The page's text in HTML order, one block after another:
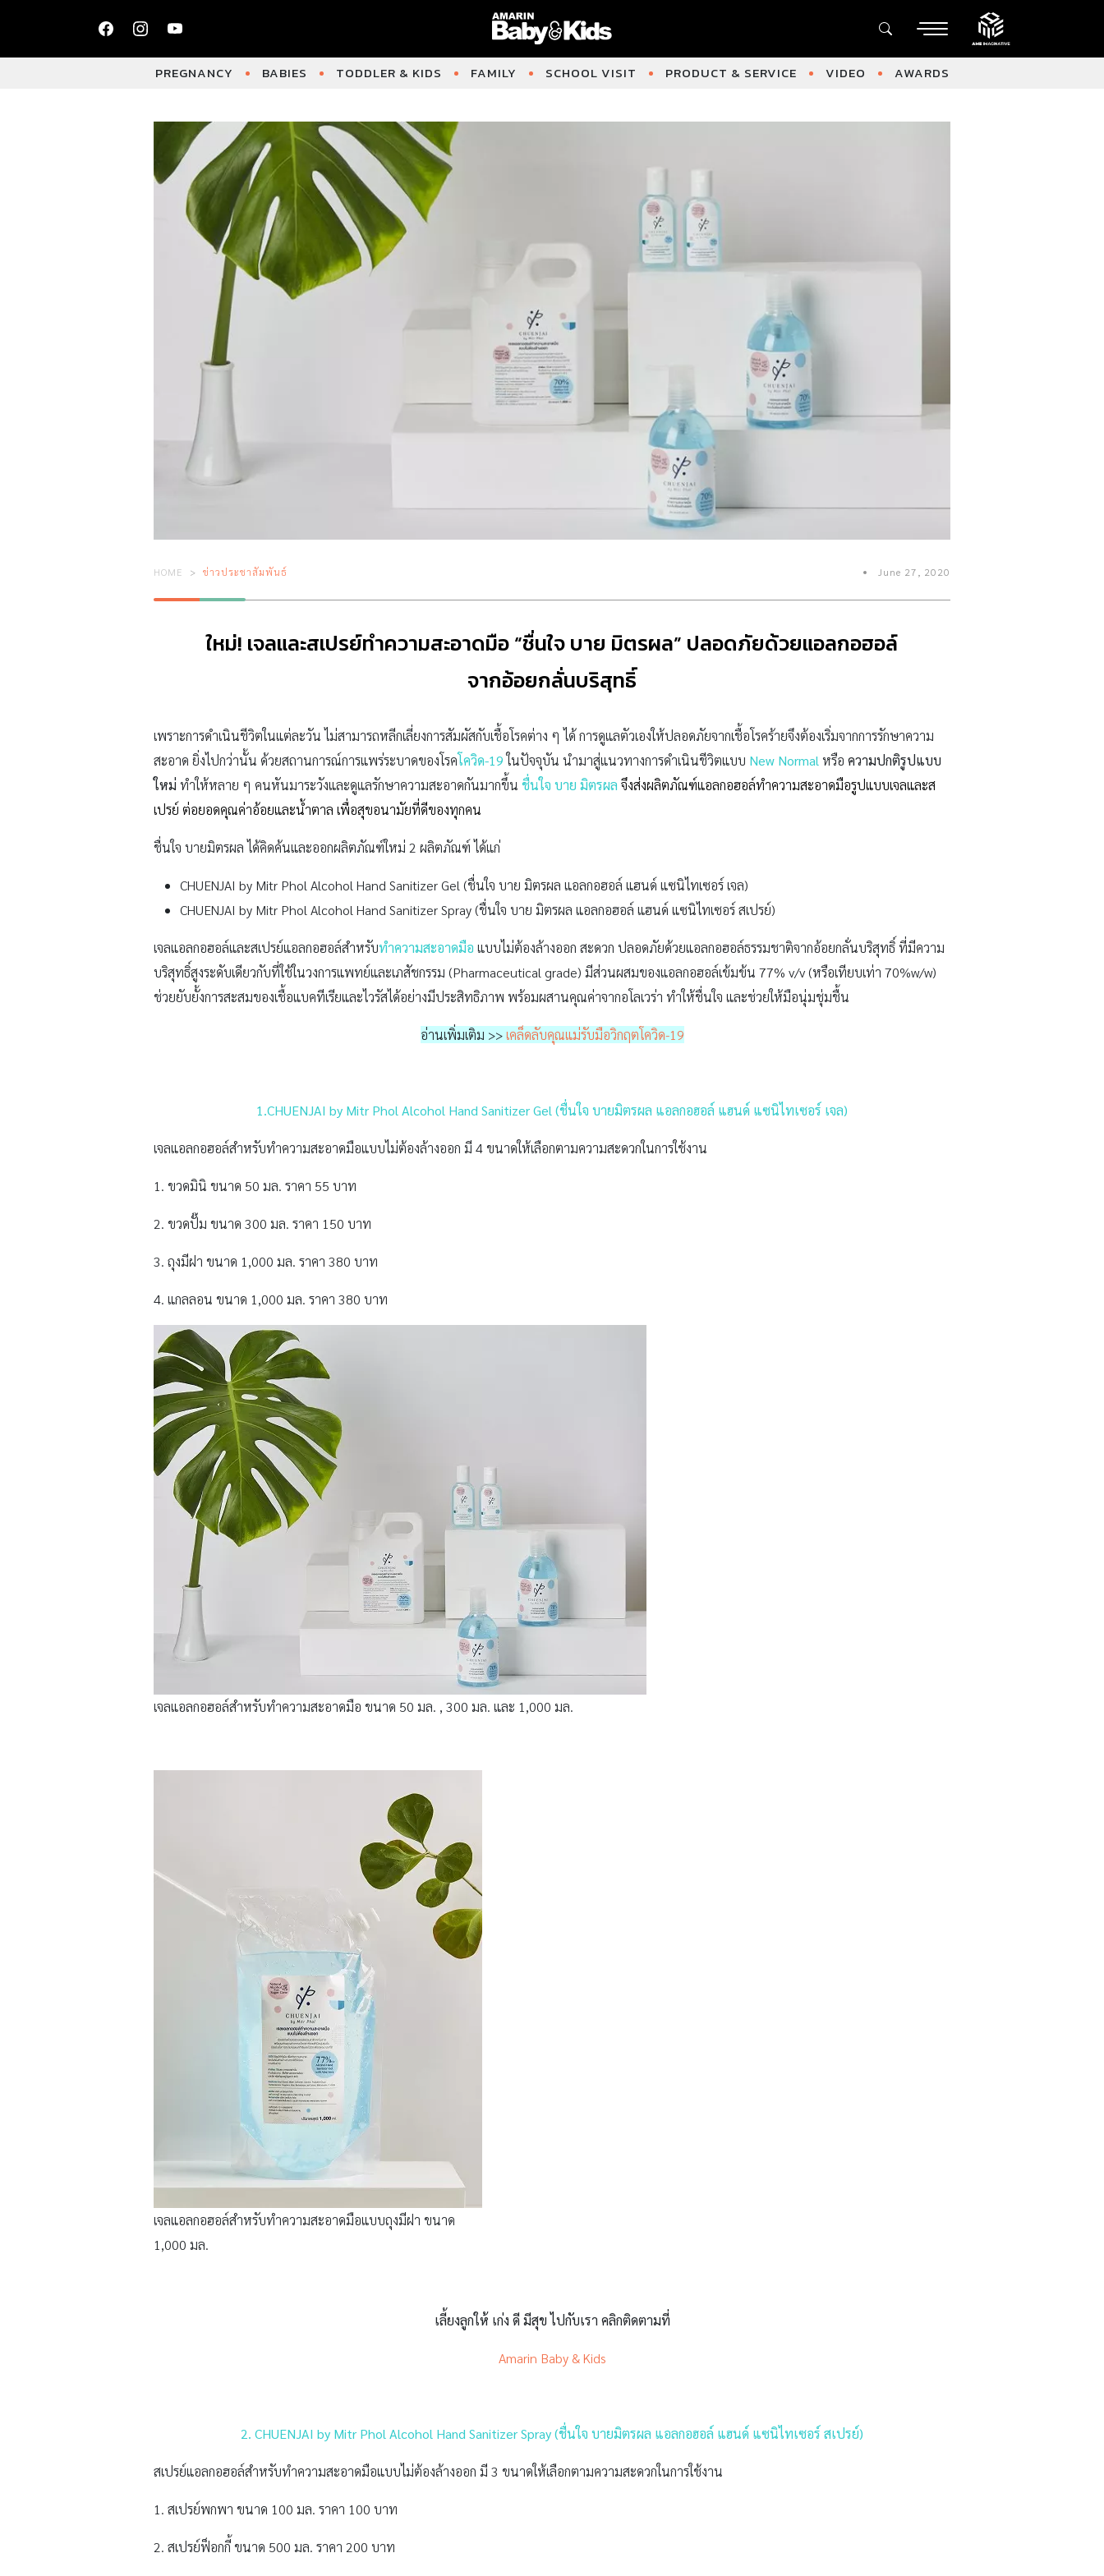
PREGNANCY BABIES TODDLER & KIDS FAMILY SCHOOL VISIT PRODUCT & SERVICE VIDEO AWARDS
HOME ข่าวประชาสัมพันธ์ June 27, 2020
ใหม่! เจลและสเปรย์ทำความสะอาดมือ “ชื่นใจ บาย มิตรผล” ปลอดภัยด้วยแอลกอฮอล์
จากอ้อยกลั่นบริสุทธิ์
เพราะการดำเนินชีวิตในแต่ละวัน ไม่สามารถหลีกเลี่ยงการสัมผัสกับเชื้อโรคต่าง ๆ ได้ การดูแลตัวเองให้ปลอดภัยจากเชื้อโรคร้ายจึงต้องเริ่มจากการรักษาความ
สะอาด ยิ่งไปกว่านั้น ด้วยสถานการณ์การแพร่ระบาดของโรคโควิด-19 ในปัจจุบัน นำมาสู่แนวทางการดำเนินชีวิตแบบ New Normal หรือ ความปกติรูปแบบ
ใหม่ ทำให้หลาย ๆ คนหันมาระวังและดูแลรักษาความสะอาดกันมากขึ้น ชื่นใจ บาย มิตรผล จึงส่งผลิตภัณฑ์แอลกอฮอล์ทำความสะอาดมือรูปแบบเจลและส
เปรย์ ต่อยอดคุณค่าอ้อยและน้ำตาล เพื่อสุขอนามัยที่ดีของทุกคน
ชื่นใจ บายมิตรผล ได้คิดค้นและออกผลิตภัณฑ์ใหม่ 2 ผลิตภัณฑ์ ได้แก่
CHUENJAI by Mitr Phol Alcohol Hand Sanitizer Gel (ชื่นใจ บาย มิตรผล แอลกอฮอล์ แฮนด์ แซนิไทเซอร์ เจล)
CHUENJAI by Mitr Phol Alcohol Hand Sanitizer Spray (ชื่นใจ บาย มิตรผล แอลกอฮอล์ แฮนด์ แซนิไทเซอร์ สเปรย์)
เจลแอลกอฮอล์และสเปรย์แอลกอฮอล์สำหรับทำความสะอาดมือ แบบไม่ต้องล้างออก สะดวก ปลอดภัยด้วยแอลกอฮอล์ธรรมชาติจากอ้อยกลั่นบริสุทธิ์ ที่มีความ
บริสุทธิ์สูงระดับเดียวกับที่ใช้ในวงการแพทย์และเภสัชกรรม (Pharmaceutical grade) มีส่วนผสมของแอลกอฮอล์เข้มข้น 77% v/v (หรือเทียบเท่า 70%w/w)
ช่วยยับยั้งการสะสมของเชื้อแบคทีเรียและไวรัสได้อย่างมีประสิทธิภาพ พร้อมผสานคุณค่าจากอโลเวร่า ทำให้ชื่นใจ และช่วยให้มือนุ่มชุ่มชื้น
อ่านเพิ่มเติม >>เคล็ดลับคุณแม่รับมือวิกฤตโควิด-19
1.CHUENJAI by Mitr Phol Alcohol Hand Sanitizer Gel(ชื่นใจ บายมิตรผล แอลกอฮอล์ แฮนด์ แซนิไทเซอร์ เจล)
เจลแอลกอฮอล์สำหรับทำความสะอาดมือแบบไม่ต้องล้างออก มี 4 ขนาดให้เลือกตามความสะดวกในการใช้งาน
1. ขวดมินิ ขนาด 50 มล. ราคา 55 บาท
2. ขวดปั๊ม ขนาด 300 มล. ราคา 150 บาท
3. ถุงมีฝา ขนาด 1,000 มล. ราคา 380 บาท
4. แกลลอน ขนาด 1,000 มล. ราคา 380 บาท
เจลแอลกอฮอล์สำหรับทำความสะอาดมือ ขนาด 50 มล. , 300 มล. และ 1,000 มล.
เจลแอลกอฮอล์สำหรับทำความสะอาดมือแบบถุงมีฝา ขนาด
1,000 มล.
เลี้ยงลูกให้ เก่ง ดี มีสุข ไปกับเรา คลิกติดตามที่
Amarin Baby & Kids
2. CHUENJAI by Mitr Phol Alcohol Hand Sanitizer Spray (ชื่นใจ บายมิตรผล แอลกอฮอล์ แฮนด์ แซนิไทเซอร์ สเปรย์)
สเปรย์แอลกอฮอล์สำหรับทำความสะอาดมือแบบไม่ต้องล้างออก มี 3 ขนาดให้เลือกตามความสะดวกในการใช้งาน
1. สเปรย์พกพา ขนาด 100 มล. ราคา 100 บาท
2. สเปรย์ฟ็อกกี้ ขนาด 500 มล. ราคา 200 บาท